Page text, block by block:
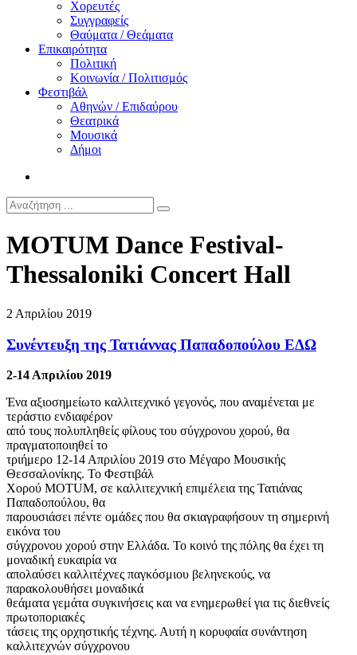
Χορευτές
Συγγραφείς
Θαύματα / Θεάματα
Επικαιρότητα
Πολιτική
Κοινωνία / Πολιτισμός
Φεστιβάλ
Αθηνών / Επιδαύρου
Θεατρικά
Μουσικά
Δήμοι
MOTUM Dance Festival-
Thessaloniki Concert Hall
2 Απριλίου 2019
Συνέντευξη της Τατιάννας Παπαδοπούλου ΕΔΩ
2-14 Απριλίου 2019
Ένα αξιοσημείωτο καλλιτεχνικό γεγονός, που αναμένεται με
τεράστιο ενδιαφέρον
από τους πολυπληθείς φίλους του σύγχρονου χορού, θα
πραγματοποιηθεί το
τριήμερο 12-14 Απριλίου 2019 στο Μέγαρο Μουσικής
Θεσσαλονίκης. Το Φεστιβάλ
Χορού MOTUM, σε καλλιτεχνική επιμέλεια της Τατιάνας
Παπαδοπούλου, θα
παρουσιάσει πέντε ομάδες που θα σκιαγραφήσουν τη σημερινή
εικόνα του
σύγχρονου χορού στην Ελλάδα. Το κοινό της πόλης θα έχει τη
μοναδική ευκαιρία να
απολαύσει καλλιτέχνες παγκόσμιου βεληνεκούς, να
παρακολουθήσει μοναδικά
θεάματα γεμάτα συγκινήσεις και να ενημερωθεί για τις διεθνείς
πρωτοποριακές
τάσεις της ορχηστικής τέχνης. Αυτή η κορυφαία συνάντηση
καλλιτεχνών σύγχρονου